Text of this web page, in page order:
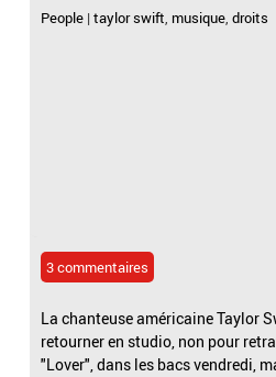
People |taylor swift, musique,droits
3 commentaires
La chanteuse américaine Taylor
retourner en studio, non pour
"Lover", dans les bacs vendredi,